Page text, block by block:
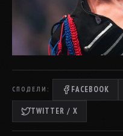
СПОДЕЛИ: FACEBOOK
TWITTER / X